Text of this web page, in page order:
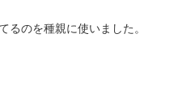
るのを種親に使いました。